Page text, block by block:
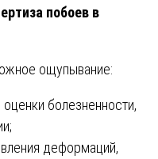
побоев в
ощупывание:
болезненности,
деформаций,